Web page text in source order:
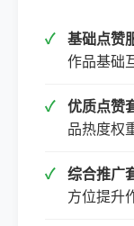
基础点赞
作品基础
优质点赞
品热度权
综合推广
方位提升